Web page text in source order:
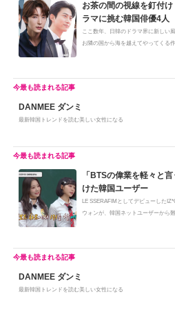
お茶の間の視線を釘付
ラマに挑む韓国俳優4人
ここ数年、日韓のドラマ界に新しい
お隣の国から海を越えてやってくる
DANMEE ダンミ
最新韓国トレンドを読む美しい女性になる
「BTSの偉業を軽々と
けた韓国ユーザー
LE SSERAFIMとしてデビューした
ウォンが、韓国ネットユーザーから
DANMEE ダンミ
最新韓国トレンドを読む美しい女性になる